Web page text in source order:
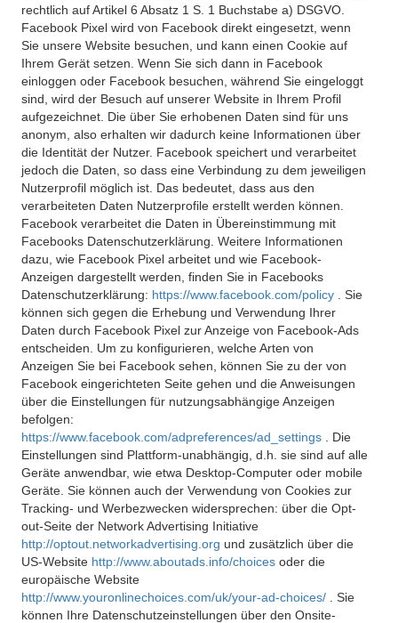
rechtlich auf Artikel 6 Absatz 1 S. 1 Buchstabe a) DSGVO.
Facebook Pixel wird von Facebook direkt eingesetzt, wenn
Sie unsere Website besuchen, und kann einen Cookie auf
Ihrem Gerät setzen. Wenn Sie sich dann in Facebook
einloggen oder Facebook besuchen, während Sie eingeloggt
sind, wird der Besuch auf unserer Website in Ihrem Profil
aufgezeichnet. Die über Sie erhobenen Daten sind für uns
anonym, also erhalten wir dadurch keine Informationen über
die Identität der Nutzer. Facebook speichert und verarbeitet
jedoch die Daten, so dass eine Verbindung zu dem jeweiligen
Nutzerprofil möglich ist. Das bedeutet, dass aus den
verarbeiteten Daten Nutzerprofile erstellt werden können.
Facebook verarbeitet die Daten in Übereinstimmung mit
Facebooks Datenschutzerklärung. Weitere Informationen
dazu, wie Facebook Pixel arbeitet und wie Facebook-
Anzeigen dargestellt werden, finden Sie in Facebooks
Datenschutzerklärung: https://www.facebook.com/policy
. Sie
können sich gegen die Erhebung und Verwendung Ihrer
Daten durch Facebook Pixel zur Anzeige von Facebook-Ads
entscheiden. Um zu konfigurieren, welche Arten von
Anzeigen Sie bei Facebook sehen, können Sie zu der von
Facebook eingerichteten Seite gehen und die Anweisungen
über die Einstellungen für nutzungsabhängige Anzeigen
befolgen:
https://www.facebook.com/adpreferences/ad_settings
. Die
Einstellungen sind Plattform-unabhängig, d.h. sie sind auf alle
Geräte anwendbar, wie etwa Desktop-Computer oder mobile
Geräte. Sie können auch der Verwendung von Cookies zur
Tracking- und Werbezwecken widersprechen: über die Opt-
out-Seite der Network Advertising Initiative
http://optout.networkadvertising.org und zusätzlich über die
US-Website http://www.aboutads.info/choices oder die
europäische Website
http://www.youronlinechoices.com/uk/your-ad-choices/
. Sie
können Ihre Datenschutzeinstellungen über den Onsite-